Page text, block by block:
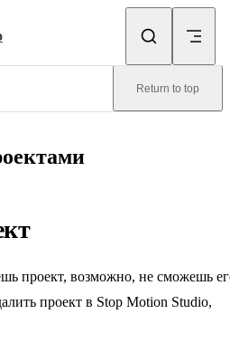
Return to top
проект, возможно, не сможешь
проект в Stop Motion Studio,